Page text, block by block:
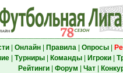
| Онлайн| Правила| Опросы|
| Турниры| Команды| Игроки|
Рейтинги| Форум Чат|